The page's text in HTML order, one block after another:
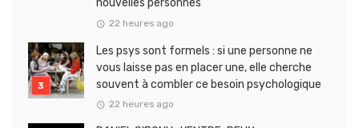
nouvelles personnes
22 heures ago
Les psys sont formels : si une personne ne
vous laisse pas en placer une, elle cherche
souvent à combler ce besoin psychologique
22 heures ago